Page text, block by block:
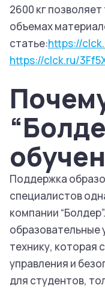
2600 кг
объемах
статье:https://
https://clck.ru/
Поддержка
специалистов
компании
образовательные
технику, которая
управления и
для студентов,